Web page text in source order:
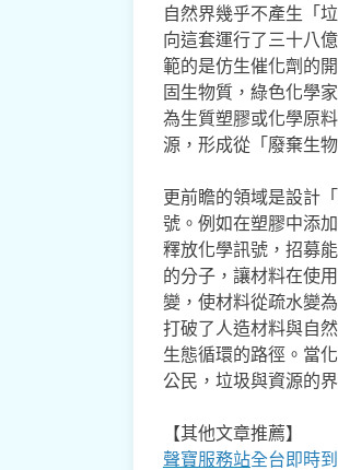
自然界幾乎不產生「
向這套運行了三十八
範的是仿生催化劑的
固生物質，綠色化學
為生質塑膠或化學原
源，形成從「廢棄生
更前瞻的領域是設計
號。例如在塑膠中添
釋放化學訊號，招募
的分子，讓材料在使
變，使材料從疏水變
打破了人造材料與自
生態循環的路徑。當
公民，垃圾與資源的
【其他文章推薦】
聲寶服務站全台即時